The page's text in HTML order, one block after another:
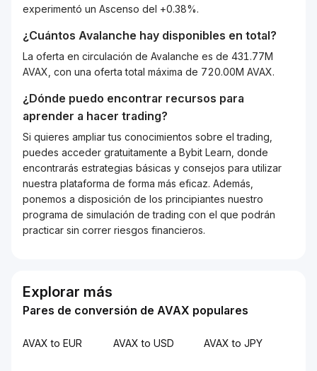
experimentó un Ascenso del +0.38%.
¿Cuántos Avalanche hay disponibles en total?
La oferta en circulación de Avalanche es de 431.77M
AVAX, con una oferta total máxima de 720.00M AVAX.
¿Dónde puedo encontrar recursos para
aprender a hacer trading?
Si quieres ampliar tus conocimientos sobre el trading,
puedes acceder gratuitamente a Bybit Learn, donde
encontrarás estrategias básicas y consejos para utilizar
nuestra plataforma de forma más eficaz. Además,
ponemos a disposición de los principiantes nuestro
programa de simulación de trading con el que podrán
practicar sin correr riesgos financieros.
Explorar más
Pares de conversión de AVAX populares
AVAX to EUR AVAX to USD AVAX to JPY